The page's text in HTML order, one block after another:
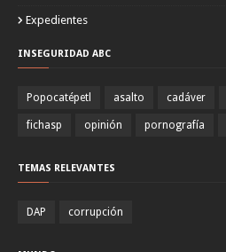
Expedientes
INSEGURIDAD ABC
Popocatépetl asalto cadáver
fichasp opinión pornografía
TEMAS RELEVANTES
DAP corrupción